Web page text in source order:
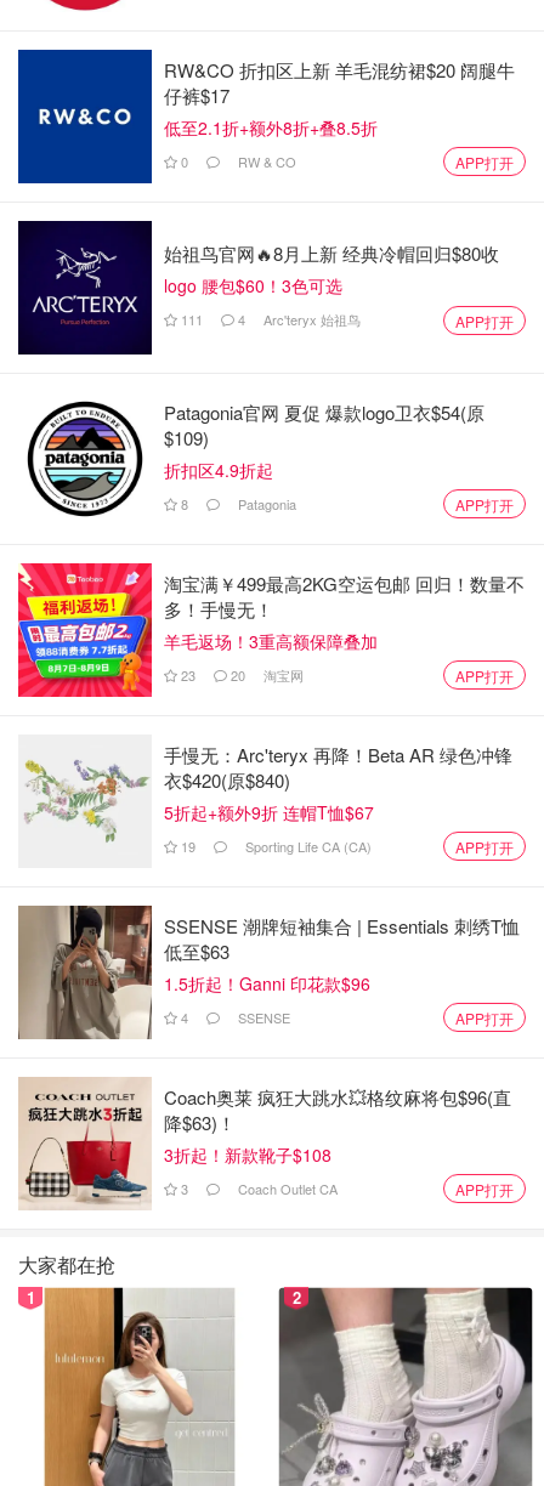
原作者所有」
王大陆入伍剃寸头亮相！近期因逃兵
役、涉嫌教唆打人而舆论缠身！
是不是有鸡腿吃 3533 1
真神归来👑！有生之年还能看到
BIGBANG💥同台😭权志龙太阳大声合
体回归‼️
1509
加拿大人支持强制兵役，要求30岁以
下青年为国服务一年！
OOliviaZZ 1508
明星八卦
RW&CO 折扣区上新 羊毛混纺裙$20 阔腿牛
仔裤$17
低至2.1折+额外8折+叠8.5折
0 RW & CO APP打开
始祖鸟官网🔥8月上新 经典冷帽回归$80收
logo 腰包$60！3色可选
111 4 Arc'teryx 始祖鸟 APP打开
Patagonia官网 夏促 爆款logo卫衣$54(原
$109)
折扣区4.9折起
8 Patagonia APP打开
淘宝满￥499最高2KG空运包邮 回归！数量不
多！手慢无！
羊毛返场！3重高额保障叠加
23 20 淘宝网 APP打开
手慢无：Arc'teryx 再降！Beta AR 绿色冲锋
衣$420(原$840)
5折起+额外9折 连帽T恤$67
19 Sporting Life CA (CA) APP打开
SSENSE 潮牌短袖集合 | Essentials 刺绣T恤
低至$63
1.5折起！Ganni 印花款$96
4 SSENSE APP打开
Coach奥莱 疯狂大跳水💥格纹麻将包$96(直
降$63)！
3折起！新款靴子$108
3 Coach Outlet CA APP打开
大家都在抢
1 2